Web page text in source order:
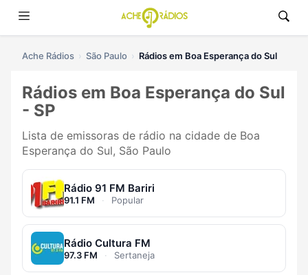
Ache Rádios São Paulo Rádios em Boa Esperança do Sul
Rádios em Boa Esperança do Sul
- SP
Lista de emissoras de rádio na cidade de Boa
Esperança do Sul, São Paulo
Rádio 91 FM Bariri
91.1 FM · Popular
Rádio Cultura FM
97.3 FM · Sertaneja